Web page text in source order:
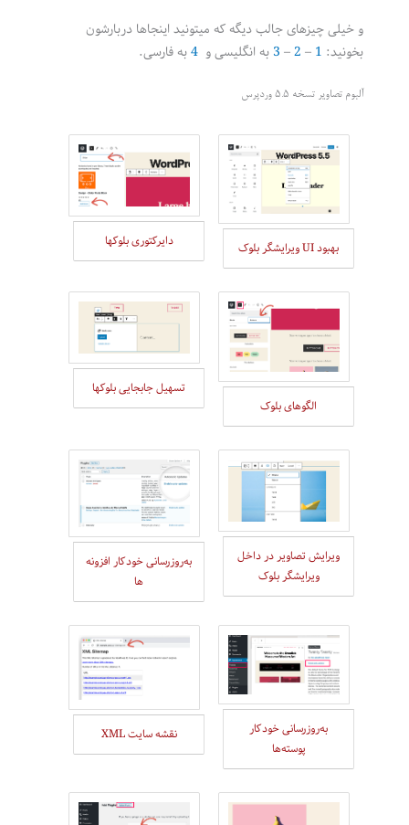
و خیلی چیزهای جالب دیگه که میتونید اینجاها دربارشون
بخونید: 1
–
2
–
3به انگلیسی و 4به فارسی.
آلبوم تصاویر تسخه 5.5 وردپرس
بهبود UI ویرایشگر بلوک دایرکتوری بلوکها
الگوهای بلوک
تسهیل جابجایی بلوکها
ویرایش تصاویر در داخل
ویرایشگر بلوک
به‌روزرسانی خودکار افزونه
ها
به‌روزرسانی خودکار
پوسته‌ها
نقشه سایت XML